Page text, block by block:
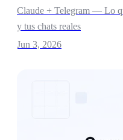
Claude + Telegram — Lo
y tus chats reales
Jun 3, 2026